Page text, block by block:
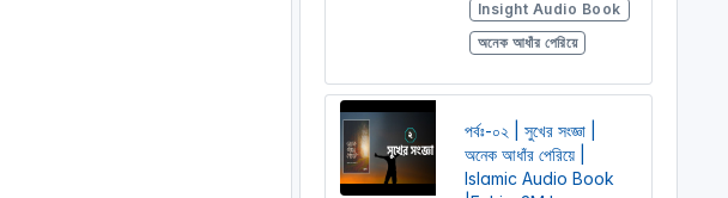
Insight Audio Book
অনেক আধাঁর পেরিয়ে
পর্বঃ-০২ | সুখের সংজ্ঞা |
অনেক আধাঁর পেরিয়ে |
Islamic Audio Book